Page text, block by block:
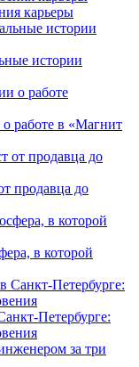
карьеры
истории
работе в «Магнит
продавца до
в которой
Петербурге: